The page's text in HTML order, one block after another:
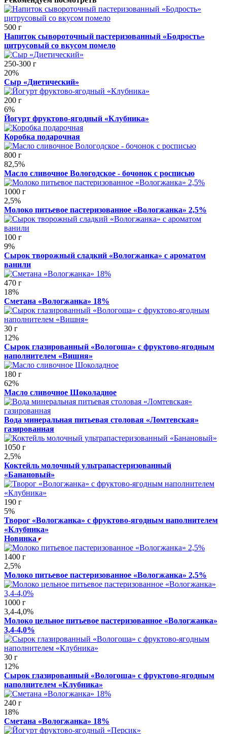
500 г
Напиток сывороточный пастеризованный «Бодрость»
цитрусовый со вкусом помело
250-300 г
20%
Сыр «Диетический»
200 г
6%
Йогурт фруктово-ягодный «Клубника»
Коробка подарочная
800 г
82,5%
Масло сливочное Вологодское - бочонок с росписью
1000 г
2,5%
Молоко питьевое пастеризованное «Вологжанка» 2,5%
100 г
9%
Сырок творожный сладкий «Вологжанка» с ароматом
ванили
470 г
18%
Сметана «Вологжанка» 18%
30 г
12%
Сырок глазированный «Вологоша» с фруктово-ягодным
наполнителем «Вишня»
180 г
62%
Масло сливочное Шоколадное
Вода минеральная питьевая столовая «Ломтевская»
газированная
1050 г
2,5%
Коктейль молочный ультрапастеризованный
«Банановый»
190 г
5%
Творог «Вологжанка» с фруктово-ягодным наполнителем
«Клубника»
Новинка
1400 г
2,5%
Молоко питьевое пастеризованное «Вологжанка» 2,5%
1000 г
3,4-4,0%
Молоко цельное питьевое пастеризованное «Вологжанка»
3,4-4,0%
30 г
12%
Сырок глазированный «Вологоша» с фруктово-ягодным
наполнителем «Клубника»
240 г
18%
Сметана «Вологжанка» 18%